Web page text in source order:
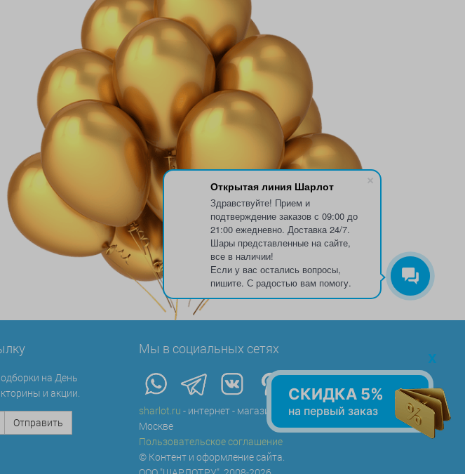
Открытая линия Шарлот
Здравствуйте! Прием и
подтверждение заказов с 09:00 до
21:00 ежедневно. Доставка 24/7.
Шары представленные на сайте,
все в наличии!
Если у вас остались вопросы,
пишите. С радостью вам помогу.
на День
и акции.
Мы в социальных сетях
sharlot.ru - интернет - магазин воздушных шаров в
Москве
Пользовательское соглашение
© Контент и оформление сайта.
x
СКИДКА 5%
на первый заказ